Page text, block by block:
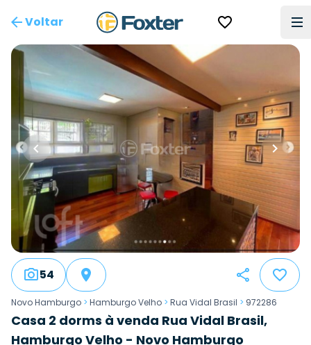
Voltar
54
Novo Hamburgo > Hamburgo Velho > Rua Vidal Brasil > 972286
Casa 2 dorms à venda Rua Vidal Brasil,
Hamburgo Velho - Novo Hamburgo